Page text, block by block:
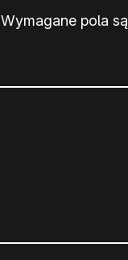
Wymagane pola